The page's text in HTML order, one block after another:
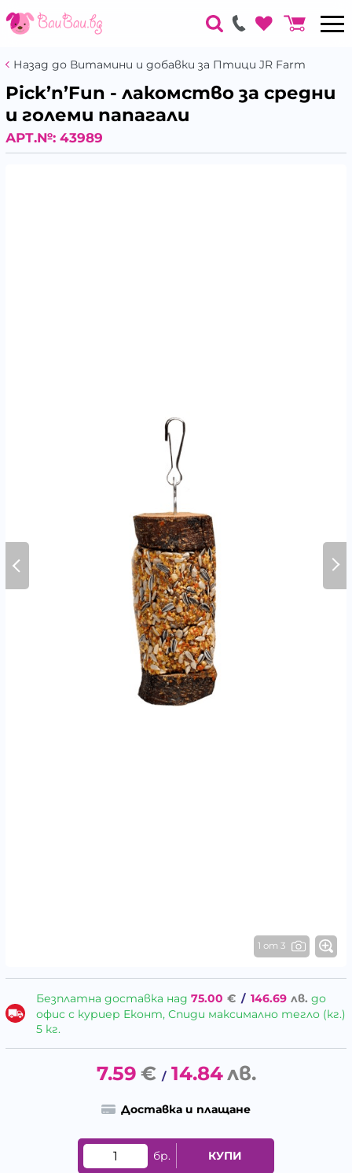
Назад до Витамини и добавки за Птици JR Farm
Pick’n’Fun - лакомство за средни
и големи папагали
АРТ.№: 43989
1 от 3
Безплатна доставка над 75.00 € / 146.69 лв. до
офис с куриер Еконт, Спиди максимално тегло (кг.)
5 кг.
7.59 € / 14.84лв.
Доставка и плащане
бр. КУПИ